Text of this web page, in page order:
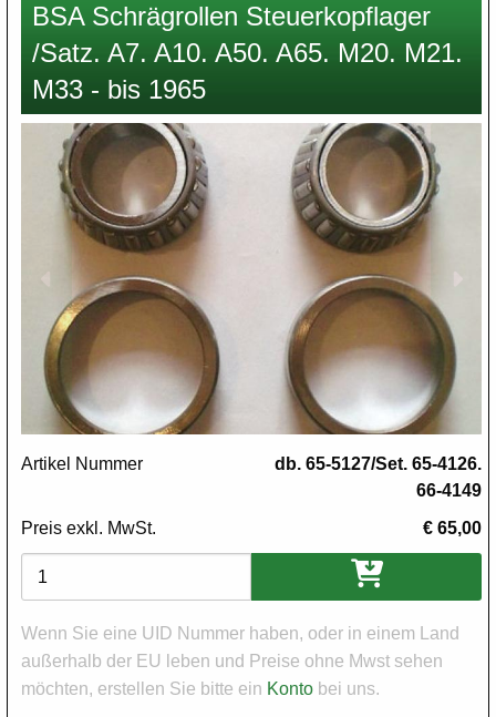
BSA Schrägrollen Steuerkopflager
/Satz. A7. A10. A50. A65. M20. M21.
M33 - bis 1965
Images
Artikel Nummer
db. 65-5127/Set. 65-4126.
66-4149
Preis exkl. MwSt.
€ 65,00
Varianten
Wenn Sie eine UID Nummer haben, oder in einem Land
außerhalb der EU leben und Preise ohne Mwst sehen
möchten, erstellen Sie bitte ein Konto bei uns.